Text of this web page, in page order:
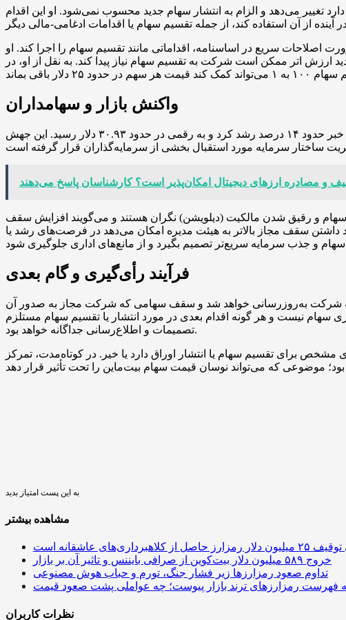
تغییر می‌دهد و الزام به انتشار سهام جدید محسوب نمی‌شود. او این اقدام
سریع در اساسنامه، اقداماتی مانند تقسیم سهام را اجرا کند. او
اتر ممکن است شرکت به تقسیم سهام نیاز پیدا کند. به نقل از او، در
واکنش بازار و سهامداران
انتشار خبر پیشنهاد افزایش سقف سهام واکنش سریع بازار را در پی داشت؛ سهام بیت‌ماین در معاملات نیویورک پس از اعلام خبر حدود ۱۴ درصد رشد کرد و به رقمی در حدود ۳۰.۹۳ دلار رسید. این جهش
و مصادره ارزهای دیجیتال امکان‌پذیر است؟ کارشناسان پاسخ می‌دهند
و رقیق شدن مالکیت (دیلویشن) نگران هستند و می‌گویند افزایش سقف
داشتن سقف مجاز بالاتر به هیئت مدیره امکان می‌دهد در فرصت‌های رشد یا
فرآیند رأی‌گیری و گام بعدی
صورت تصویب، اساسنامه شرکت به‌روزرسانی خواهد شد و سقف سهامی که شرکت مجاز به صدور آن
فوری سهام نیست و هر گونه اقدام بعدی در مورد انتشار یا تقسیم سهام مستلزم
تصمیمات و اطلاع‌رسانی جداگانه خواهد بود.
مشخص برای تقسیم سهام یا انتشار اوراق دارد یا خیر. در کوتاه‌مدت، تمرکز
به این پست امتیاز بدید
مشاهده بیشتر
کلاهبرداری‌های عاشقانه است
خروج ۵۸۹ میلیون دلار بیت‌کوین از صرافی بایننس و تاثیر آن بر بازار
تداوم صعود رمزارزها زیر فشار جنگ، تورم و حباب هوش مصنوعی
نظرات کاربران